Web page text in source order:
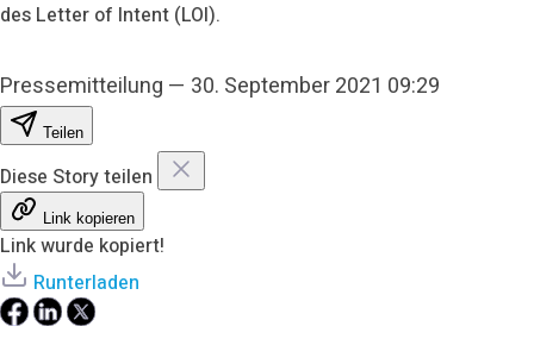
des Letter of Intent (LOI).
Pressemitteilung — 30. September 2021 09:29
Teilen
Diese Story teilen
Link kopieren
Link wurde kopiert!
Runterladen